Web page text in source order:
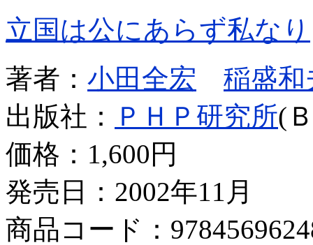
立国は公にあらず私なり
著者： 小田全宏
稲盛和
出版社：
ＰＨＰ研究所(
価格： 1,600円
発売日：2002年11月
商品コード：